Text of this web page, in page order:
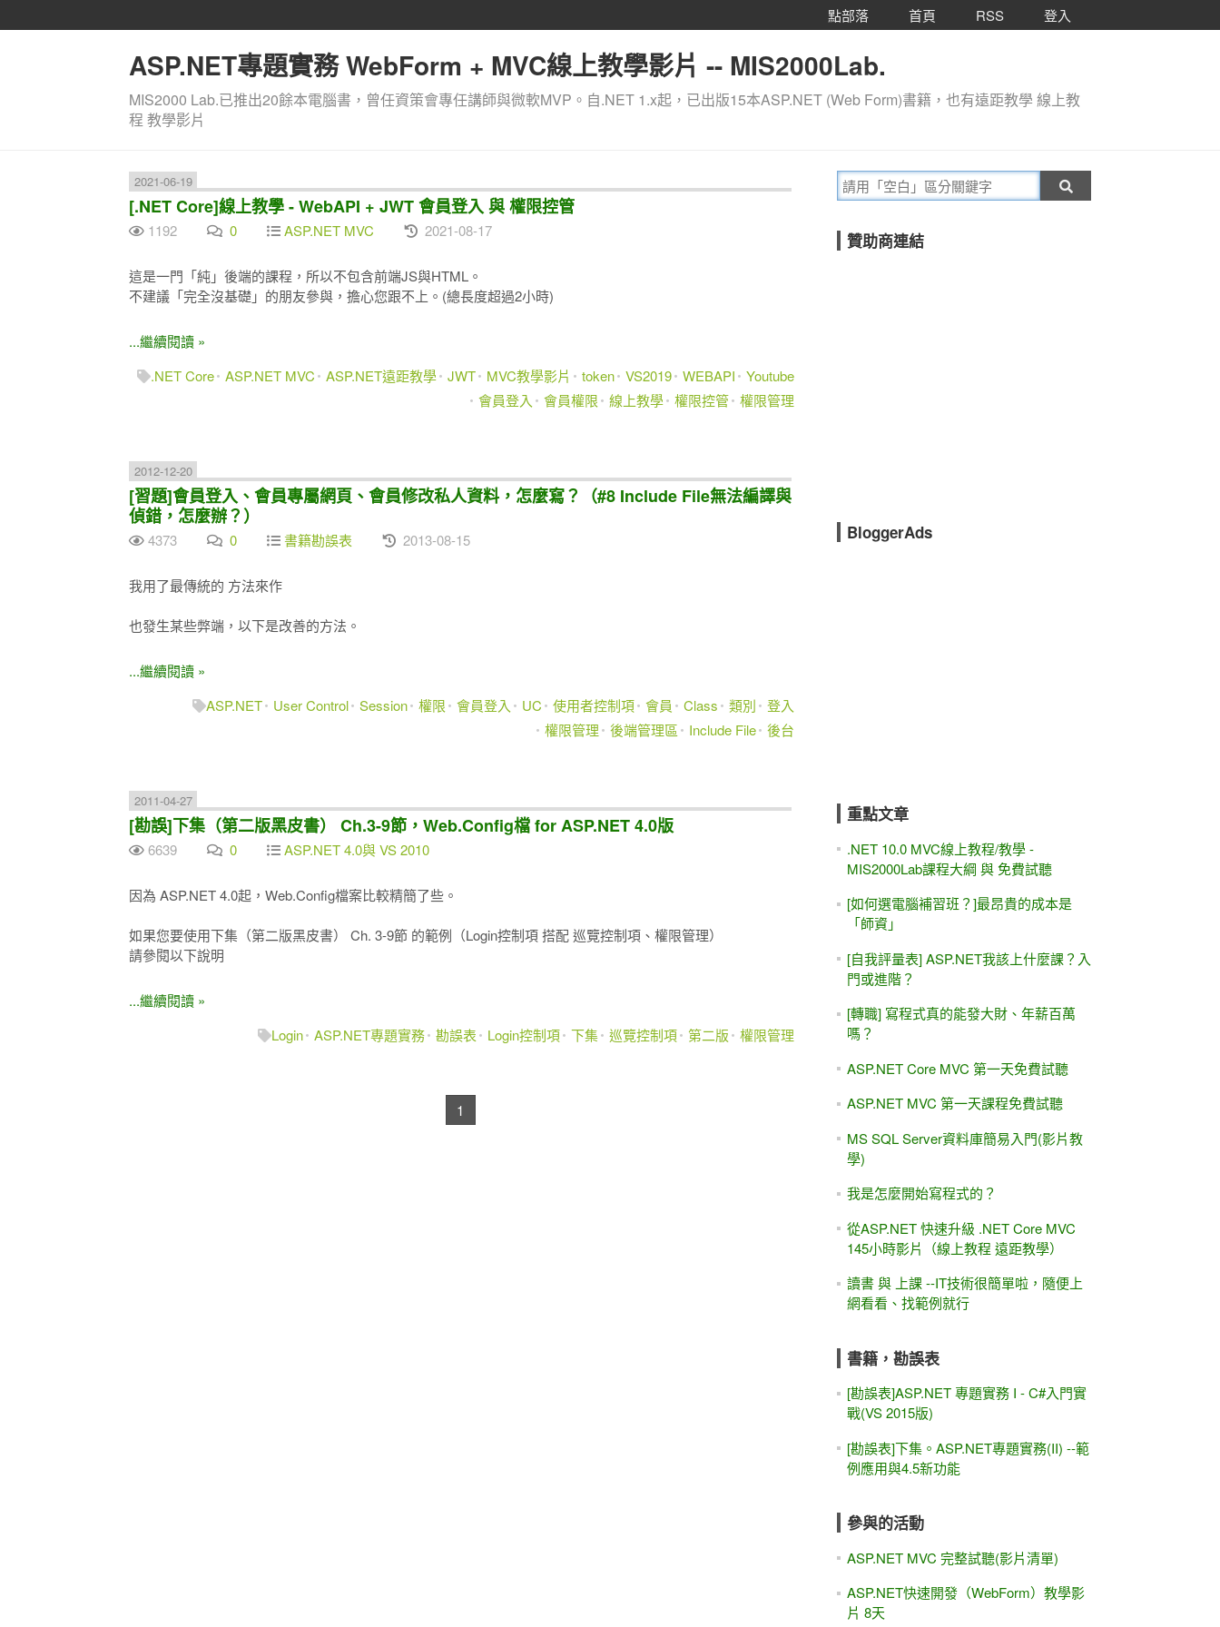
點部落 首頁 RSS 登入
ASP.NET專題實務 WebForm + MVC線上教學影片 -- MIS2000Lab.
MIS2000 Lab.已推出20餘本電腦書，曾任資策會專任講師與微軟MVP。自.NET 1.x起，已出版15本ASP.NET (Web Form)書籍，也有遠距教學 線上教
程 教學影片
2021-06-19
[.NET Core]線上教學 - WebAPI + JWT 會員登入 與 權限控管
1192 0 ASP.NET MVC 2021-08-17
這是一門「純」後端的課程，所以不包含前端JS與HTML。
不建議「完全沒基礎」的朋友參與，擔心您跟不上。(總長度超過2小時)
...繼續閱讀 »
.NET Core ASP.NET MVC ASP.NET遠距教學 JWT MVC教學影片 token VS2019 WEBAPI
Youtube
會員登入
會員權限 線上教學 權限控管 權限管理
2012-12-20
[習題]會員登入、會員專屬網頁、會員修改私人資料，怎麼寫？（#8 Include File無法編譯與
偵錯，怎麼辦？）
4373 0 書籍勘誤表 2013-08-15
我用了最傳統的 方法來作
也發生某些弊端，以下是改善的方法。
...繼續閱讀 »
ASP.NET
User Control Session 權限 會員登入 UC 使用者控制項 會員 Class 類別
登入
權限管理
後端管理區 Include File 後台
2011-04-27
[勘誤]下集（第二版黑皮書） Ch.3-9節，Web.Config檔 for ASP.NET 4.0版
6639 0 ASP.NET 4.0與 VS 2010
因為 ASP.NET 4.0起，Web.Config檔案比較精簡了些。
如果您要使用下集（第二版黑皮書） Ch. 3-9節 的範例（Login控制項 搭配 巡覽控制項、權限管理）
請參閱以下說明
...繼續閱讀 »
Login ASP.NET專題實務 勘誤表 Login控制項 下集 巡覽控制項 第二版 權限管理
1
贊助商連結
BloggerAds
重點文章
.NET 10.0 MVC線上教程/教學 -
MIS2000Lab課程大綱 與 免費試聽
[如何選電腦補習班？]最昂貴的成本是
「師資」
[自我評量表] ASP.NET我該上什麼課？入
門或進階？
[轉職] 寫程式真的能發大財、年薪百萬
嗎？
ASP.NET Core MVC 第一天免費試聽
ASP.NET MVC 第一天課程免費試聽
MS SQL Server資料庫簡易入門(影片教
學)
我是怎麼開始寫程式的？
從ASP.NET 快速升級 .NET Core MVC
145小時影片（線上教程 遠距教學）
讀書 與 上課 --IT技術很簡單啦，隨便上
網看看、找範例就行
書籍，勘誤表
[勘誤表]ASP.NET 專題實務 I - C#入門實
戰(VS 2015版)
[勘誤表]下集。ASP.NET專題實務(II) --範
例應用與4.5新功能
參與的活動
ASP.NET MVC 完整試聽(影片清單)
ASP.NET快速開發（WebForm）教學影
片 8天